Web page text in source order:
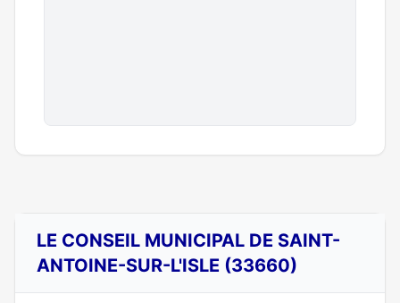
LE CONSEIL MUNICIPAL DE SAINT-
ANTOINE-SUR-L'ISLE (33660)